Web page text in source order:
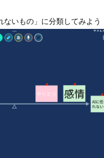
いもの」に分類してみよう